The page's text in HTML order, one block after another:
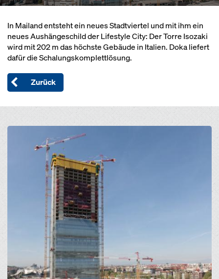
In Mailand entsteht ein neues Stadtviertel und mit ihm ein
neues Aushängeschild der Lifestyle City: Der Torre Isozaki
wird mit 202 m das höchste Gebäude in Italien. Doka liefert
dafür die Schalungskomplettlösung.
Zurück
Open